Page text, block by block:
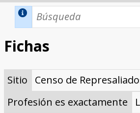
Inicio
Directorio A-Z
Provincias de
Profesión
Cárceles
Condenados a
Condenados a
dinámica)
Ejecutados
El proyecto
Razones y objetivos
El equipo
Colaboradores
Fuentes documentales
Fichas
Sitio
Censo de
Profesión es exactamente